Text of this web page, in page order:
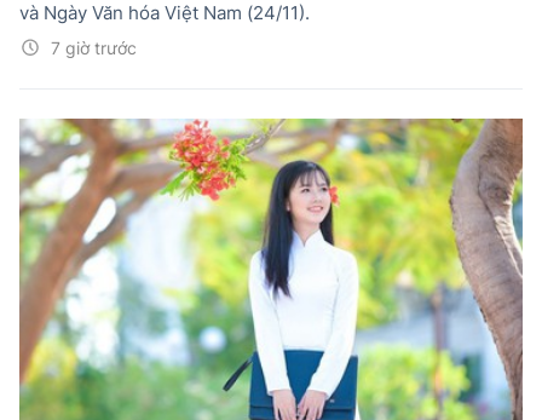
7 giờ trước
và Ngày Văn hóa Việt Nam (24/11).